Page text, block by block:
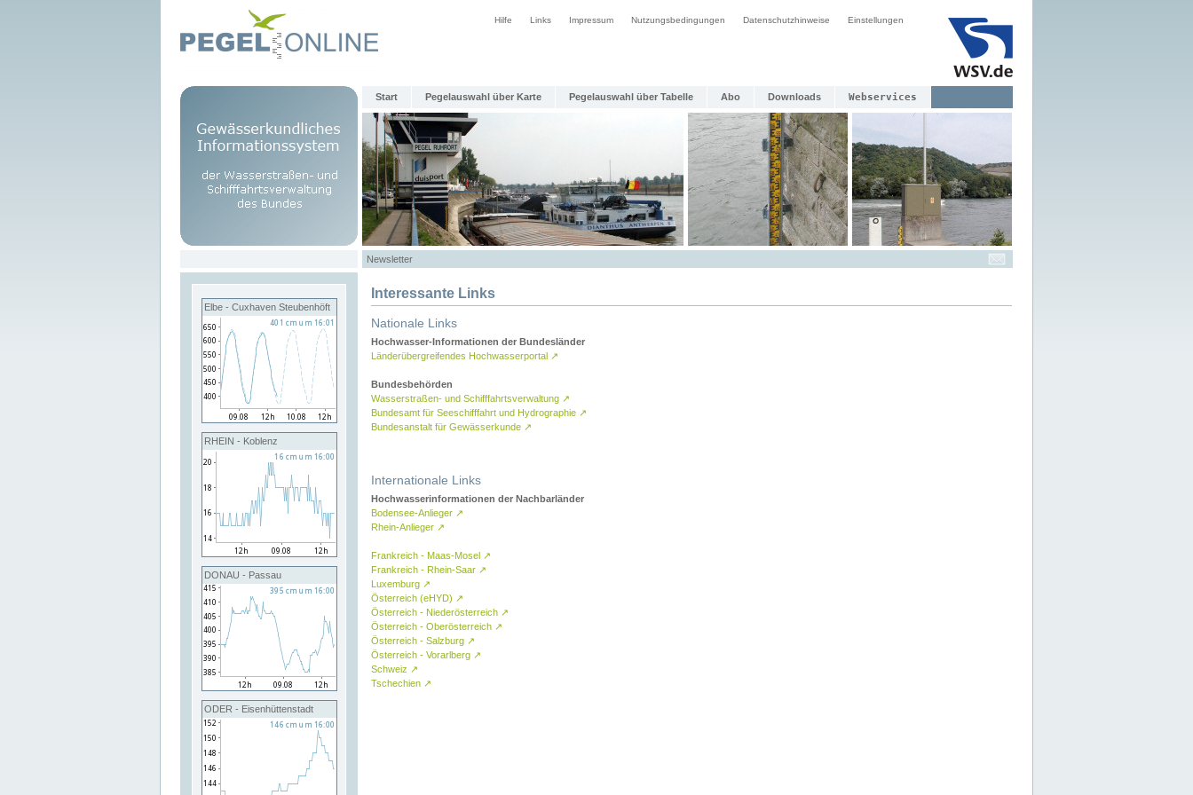
Hilfe Links Impressum Nutzungsbedingungen Datenschutzhinweise Einstellungen
Start Pegelauswahl über Karte Pegelauswahl über Tabelle Abo Downloads Webservices
Newsletter
Elbe - Cuxhaven Steubenhöft
RHEIN - Koblenz
DONAU - Passau
ODER - Eisenhüttenstadt
Interessante Links
Nationale Links
Hochwasser-Informationen der Bundesländer
Länderübergreifendes Hochwasserportal ↗
Bundesbehörden
Wasserstraßen- und Schifffahrtsverwaltung ↗
Bundesamt für Seeschifffahrt und Hydrographie ↗
Bundesanstalt für Gewässerkunde ↗
Internationale Links
Hochwasserinformationen der Nachbarländer
Bodensee-Anlieger ↗
Rhein-Anlieger ↗
Frankreich - Maas-Mosel ↗
Frankreich - Rhein-Saar ↗
Luxemburg ↗
Österreich (eHYD) ↗
Österreich - Niederösterreich ↗
Österreich - Oberösterreich ↗
Österreich - Salzburg ↗
Österreich - Vorarlberg ↗
Schweiz ↗
Tschechien ↗